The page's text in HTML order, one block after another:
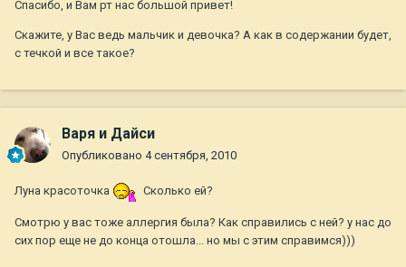
Спасибо, и Вам рт нас большой привет!
Скажите, у Вас ведь мальчик и девочка? А как в содержании будет,
с течкой и все такое?
Варя и Дайси
Опубликовано 4 сентября, 2010
Луна красоточка Сколько ей?
Смотрю у вас тоже аллергия была? Как справились с ней? у нас до
сих пор еще не до конца отошла... но мы с этим справимся)))